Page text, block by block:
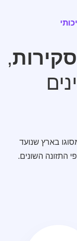
,
בארץ שנועד
התזונה השונים.